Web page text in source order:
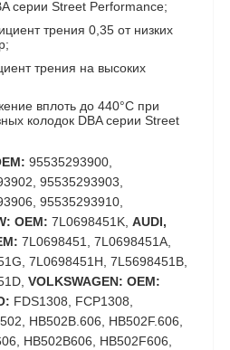
серии Street Performance;
трения 0,35 от низких
трения на высоких
вплоть до 440°C при
колодок DBA серии Street
95535293900,
95535293903,
95535293910,
OEM: 7L0698451K, AUDI,
7L0698451, 7L0698451A,
7L0698451H, 7L5698451B,
VOLKSWAGEN: OEM:
FDS1308, FCP1308,
HB502B.606, HB502F.606,
HB502B606, HB502F606,